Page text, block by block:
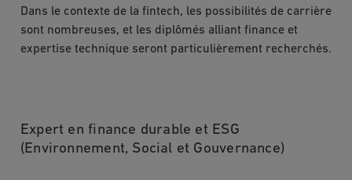
Dans le contexte de la fintech, les possibilités de carrière
sont nombreuses, et les diplômés alliant finance et
expertise technique seront particulièrement recherchés.
Expert en finance durable et ESG
(Environnement, Social et Gouvernance)